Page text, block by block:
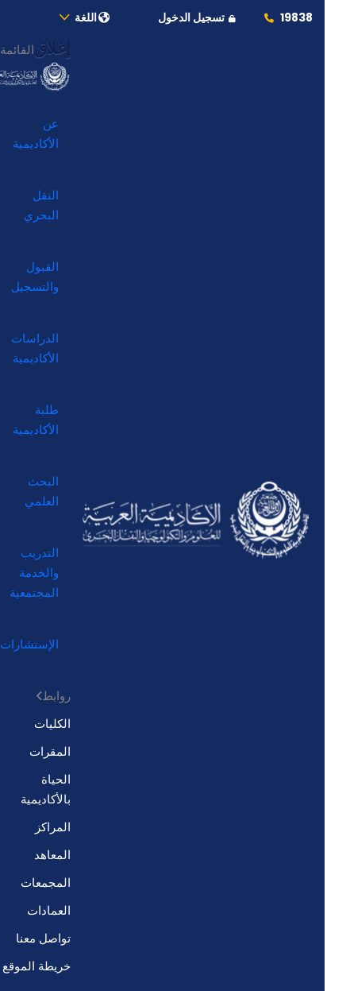
19838 تسجيل الدخول اللغة
إغلاق القائمة
عن
الأكاديمية
النقل
البحري
القبول
والتسجيل
الدراسات
الأكاديمية
طلبة
الأكاديمية
البحث
العلمي
التدريب
والخدمة
المجتمعية
الإستشارات
روابط
الكليات
المقرات
الحياة
بالأكاديمية
المراكز
المعاهد
المجمعات
العمادات
تواصل معنا
خريطة الموقع